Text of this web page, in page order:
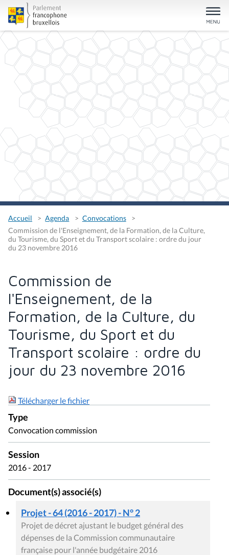
Accueil Agenda
Convocations
Commission de l'Enseignement, de la Formation, de la Culture,
du Tourisme, du Sport et du Transport scolaire : ordre du jour
du 23 novembre 2016
Commission de
l'Enseignement, de la
Formation, de la Culture, du
Tourisme, du Sport et du
Transport scolaire : ordre du
jour du 23 novembre 2016
Télécharger le fichier
Type
Convocation commission
Session
2016 - 2017
Document(s) associé(s)
Projet - 64 (2016 - 2017) - N° 2
Projet de décret ajustant le budget général des
dépenses de la Commission communautaire
française pour l'année budgétaire 2016